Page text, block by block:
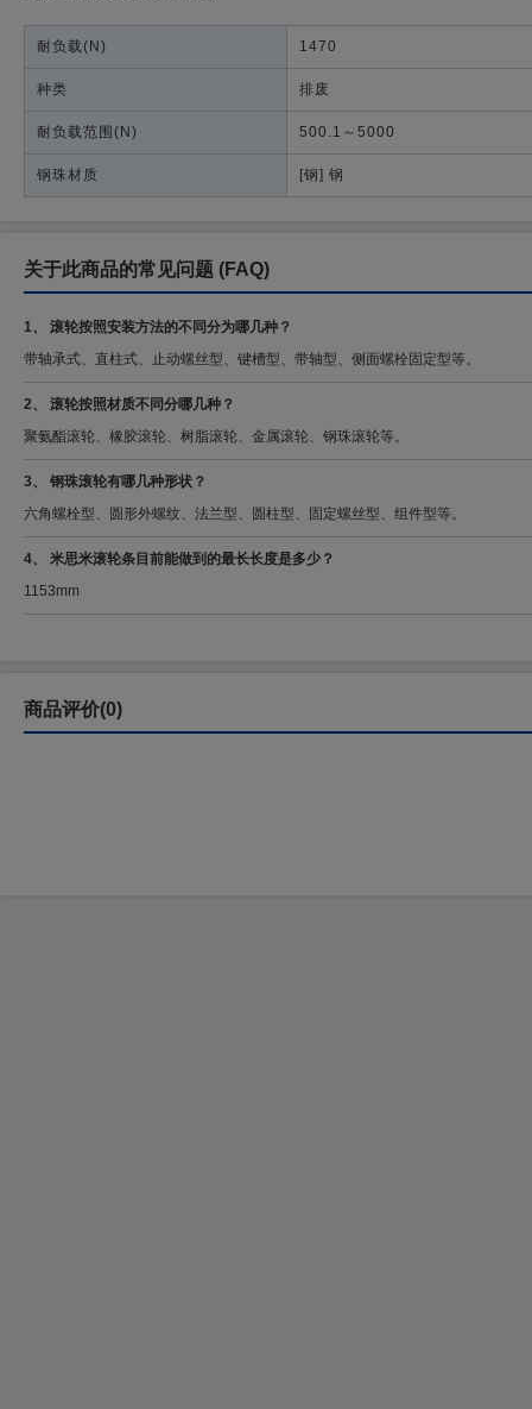
耐负载(N) 1470
种类 排废
耐负载范围 (N) 500.1～5000
钢珠材质 [钢] 钢
关于此商品的常见问题 (FAQ)
1、 滚轮按照安装方法的不同分为哪几种？
带轴承式、直柱式、止动螺丝型、键槽型、带轴型、侧面螺栓固定型等。
2、 滚轮按照材质不同分哪几种？
聚氨酯滚轮、橡胶滚轮、树脂滚轮、金属滚轮、钢珠滚轮等。
3、 钢珠滚轮有哪几种形状？
六角螺栓型、圆形外螺纹、法兰型、圆柱型、固定螺丝型、组件型等。
4、 米思米滚轮条目前能做到的最长长度是多少？
1153mm
商品评价(0)